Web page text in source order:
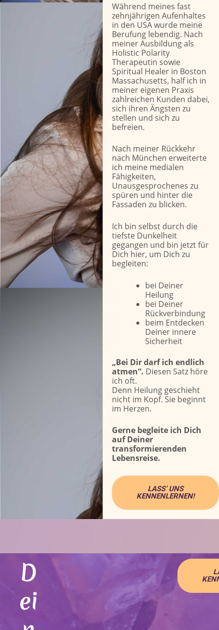
Während meines fast
zehnjährigen Aufenhaltes
in den USA wurde meine
Berufung lebendig. Nach
meiner Ausbildung als
Holistic Polarity
Therapeutin sowie
Spiritual Healer in Boston
Massachusetts, half ich in
meiner eigenen Praxis
zahlreichen Kunden dabei,
sich ihren Ängsten zu
stellen und sich zu
befreien.
Nach meiner Rückkehr
nach München erweiterte
ich meine medialen
Fähigkeiten,
Unausgesprochenes zu
spüren und hinter die
Fassaden zu blicken.
Ich bin selbst durch die
tiefste Dunkelheit
gegangen und bin jetzt für
Dich hier, um Dich zu
begleiten:
bei Deiner
Heilung
bei Deiner
Rückverbindung
beim Entdecken
Deiner innere
Sicherheit
„Bei Dir darf ich endlich
atmen“. Diesen Satz höre
ich oft.
Denn Heilung geschieht
nicht im Kopf. Sie beginnt
im Herzen.
Gerne begleite ich Dich
auf Deiner
transformierenden
Lebensreise.
LASS’ UNS
KENNENLERNEN!
D
ei